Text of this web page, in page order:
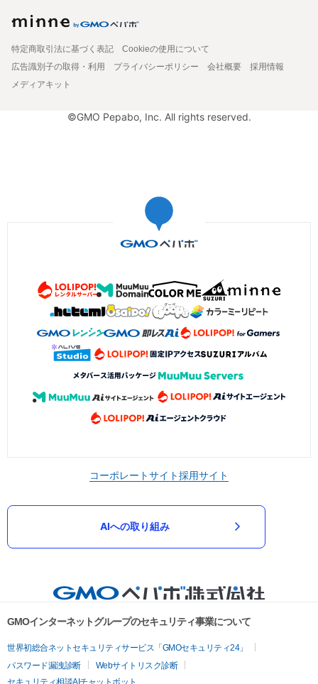
特定商取引法に基づく表記
Cookieの使用について
広告識別子の取得・利用
プライバシーポリシー 会社概要
採用情報
メディアキット
©GMO Pepabo, Inc. All rights reserved.
コーポレートサイト採用サイト
AIへの取り組み
GMOインターネットグループのセキュリティ事業について
世界初総合ネットセキュリティサービス「GMOセキュリティ24」
パスワード漏洩診断
Webサイトリスク診断
セキュリティ相談AIチャットボット